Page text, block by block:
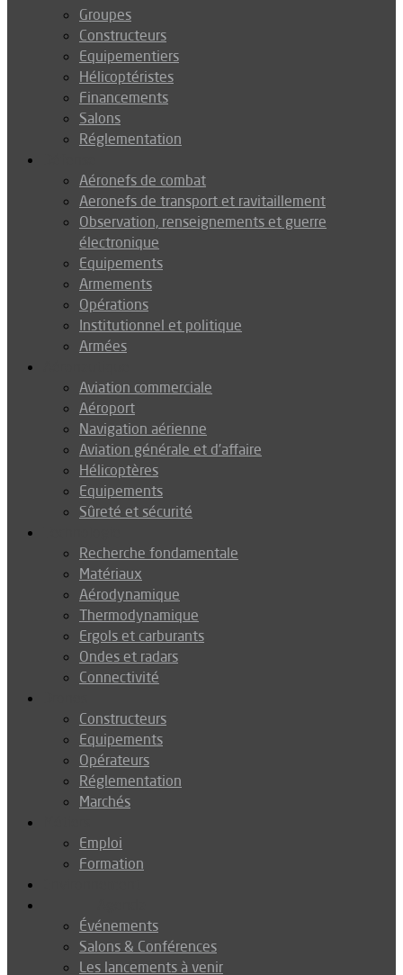
Groupes
Constructeurs
Equipementiers
Hélicoptéristes
Financements
Salons
Réglementation
Aéronefs de combat
Aeronefs de transport et ravitaillement
Observation, renseignements et guerre
électronique
Equipements
Armements
Opérations
Institutionnel et politique
Armées
Aviation commerciale
Aéroport
Navigation aérienne
Aviation générale et d’affaire
Hélicoptères
Equipements
Sûreté et sécurité
Recherche fondamentale
Matériaux
Aérodynamique
Thermodynamique
Ergols et carburants
Ondes et radars
Connectivité
Constructeurs
Equipements
Opérateurs
Réglementation
Marchés
Emploi
Formation
Événements
Salons & Conférences
Les lancements à venir